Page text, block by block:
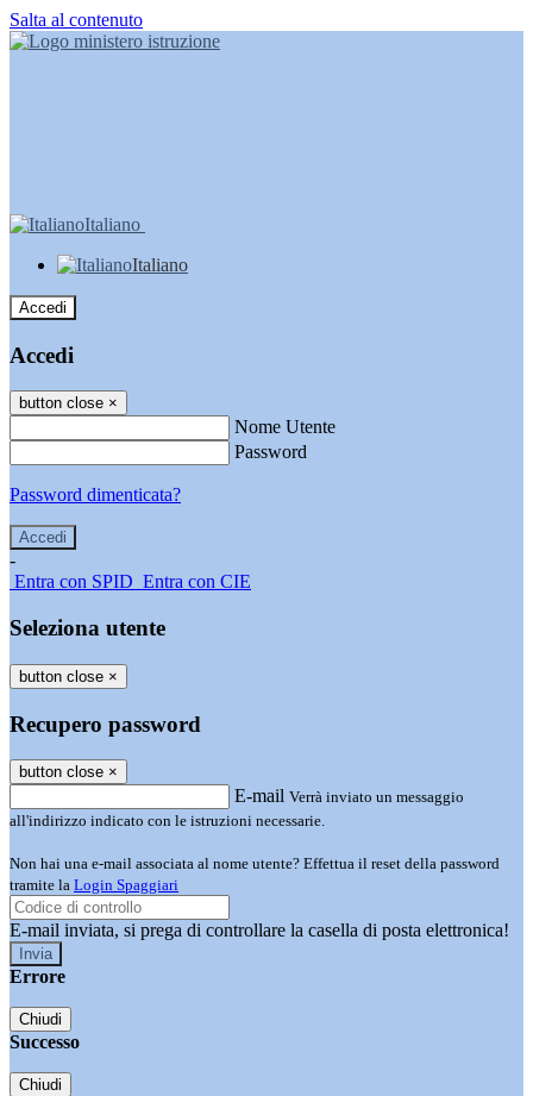
Salta al contenuto
Italiano
Italiano
Accedi
Accedi
button close ×
Nome Utente
Password
Password dimenticata?
-
Entra con SPID Entra con CIE
Seleziona utente
button close ×
Recupero password
button close ×
E-mail Verrà inviato un messaggio
all'indirizzo indicato con le istruzioni necessarie.
Non hai una e-mail associata al nome utente? Effettua il reset della password
tramite la Login Spaggiari
E-mail inviata, si prega di controllare la casella di posta elettronica!
Errore
Chiudi
Successo
Chiudi